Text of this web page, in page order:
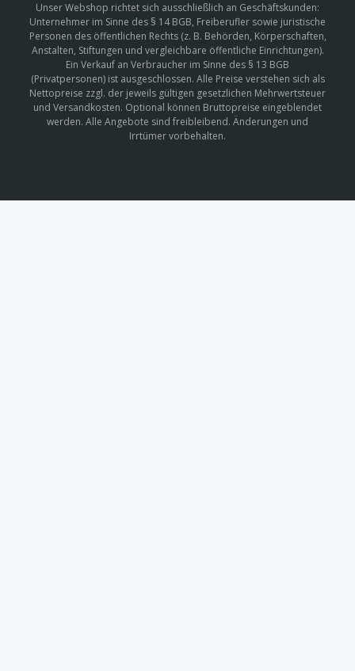
Unser Webshop richtet sich ausschließlich an Geschäftskunden:
Unternehmer im Sinne des § 14 BGB, Freiberufler sowie juristische
Personen des öffentlichen Rechts (z. B. Behörden, Körperschaften,
Anstalten, Stiftungen und vergleichbare öffentliche Einrichtungen).
Ein Verkauf an Verbraucher im Sinne des § 13 BGB
(Privatpersonen) ist ausgeschlossen. Alle Preise verstehen sich als
Nettopreise zzgl. der jeweils gültigen gesetzlichen Mehrwertsteuer
und Versandkosten. Optional können Bruttopreise eingeblendet
werden. Alle Angebote sind freibleibend. Änderungen und
Irrtümer vorbehalten.